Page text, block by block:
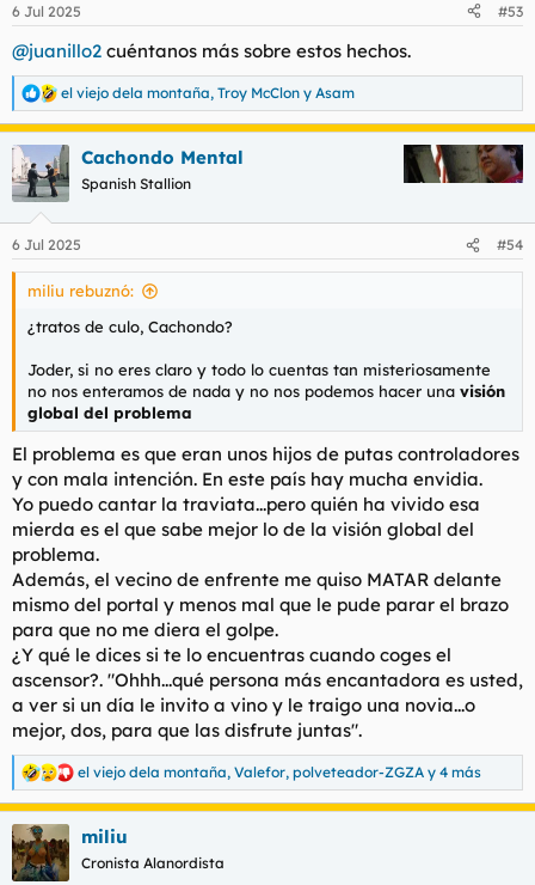
e
:
6 Jul 2025 #53
@juanillo2 cuéntanos más sobre estos hechos.
R
e
a
c
c
i
e
s
el viejo dela montaña, Troy McClon y Asam
Cachondo Mental
Spanish Stallion
6 Jul 2025 #54
miliu rebuznó:
¿tratos de culo, Cachondo?
Joder, si no eres claro y todo lo cuentas tan misteriosamente
no nos enteramos de nada y no nos podemos hacer una visión
global del problema
El problema es que eran unos hijos de putas controladores
y con mala intención. En este país hay mucha envidia.
Yo puedo cantar la traviata...pero quién ha vivido esa
mierda es el que sabe mejor lo de la visión global del
problema.
Además, el vecino de enfrente me quiso MATAR delante
mismo del portal y menos mal que le pude parar el brazo
para que no me diera el golpe.
¿Y qué le dices si te lo encuentras cuando coges el
ascensor?. "Ohhh...qué persona más encantadora es usted,
a ver si un día le invito a vino y le traigo una novia...o
mejor, dos, para que las disfrute juntas".
R
e
a
c
c
i
el viejo dela montaña, Valefor, polveteador-ZGZA y 4 más
miliu
Cronista Alanordista